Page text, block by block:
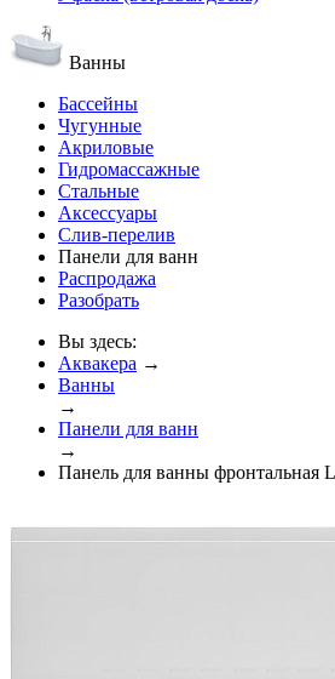
Ванны
Бассейны
Чугунные
Акриловые
Гидромассажные
Стальные
Аксессуары
Слив-перелив
Панели для ванн
Распродажа
Разобрать
Вы здесь:
Аквакера →
Ванны
→
Панели для ванн
→
Панель для ванны фронтальная